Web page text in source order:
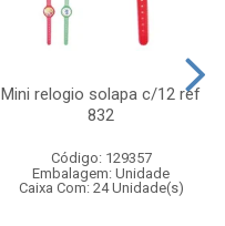
Mini relogio solapa c/12 ref
832
Código: 129357
Embalagem: Unidade
Caixa Com: 24 Unidade(s)